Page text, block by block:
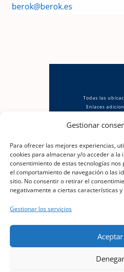
Gestionar
Para ofrecer las mejores experiencias,
cookies para almacenar y/o acceder a la
consentimiento de estas tecnologías
el comportamiento de navegación o las
sitio. No consentir o retirar el
negativamente a ciertas características
Gestionar los servicios
Aceptar
Denegar
berok@berok.es
Todas las
Enlaces
Aviso Legal
Descargo de
Copyright © 2026